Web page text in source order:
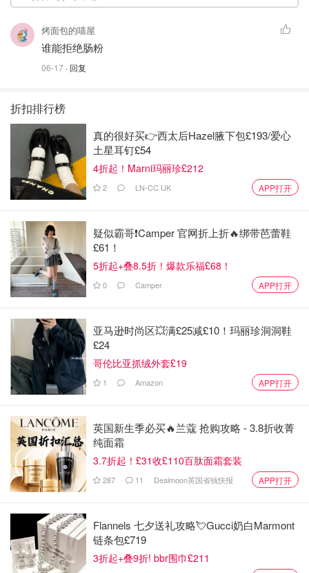
烤面包的喵屋
谁能拒绝肠粉
06-17 · 回复
折扣排行榜
真的很好买👉西太后Hazel腋下包£193/爱心
土星耳钉£54
4折起！Marni玛丽珍£212
2 LN-CC UK APP打开
疑似霸哥❗️Camper 官网折上折🔥绑带芭蕾鞋
£61！
5折起+叠8.5折！爆款乐福£68！
0 Camper APP打开
亚马逊时尚区💥满£25减£10！玛丽珍洞洞鞋
£24
哥伦比亚抓绒外套£19
1 Amazon APP打开
英国新生季必买🔥兰蔻 抢购攻略 - 3.8折收菁
纯面霜
3.7折起！£31收£110百肽面霜套装
287 11 Dealmoon英国省钱快报 APP打开
Flannels 七夕送礼攻略💘Gucci奶白Marmont
链条包£719
3折起+叠9折! bbr围巾£211